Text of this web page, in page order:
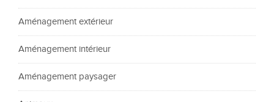
Aménagement extérieur
Aménagement intérieur
Aménagement paysager